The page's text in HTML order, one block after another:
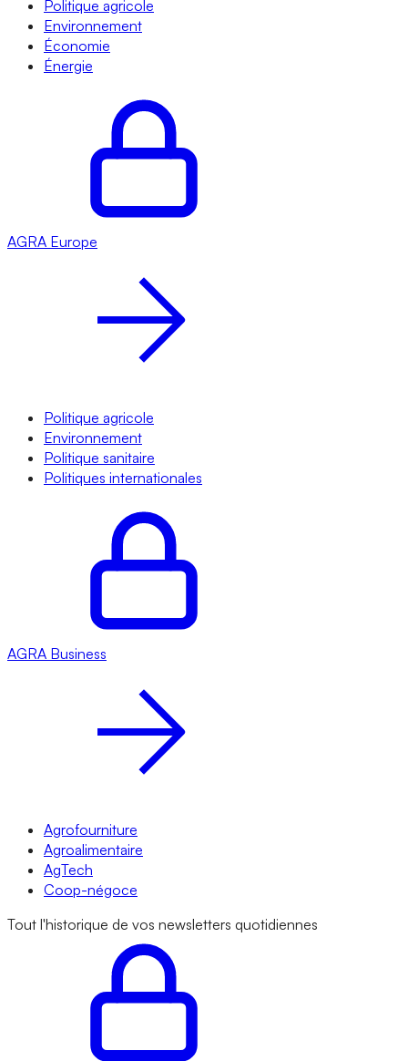
Politique agricole
Environnement
Économie
Énergie
AGRA Europe
Politique agricole
Environnement
Politique sanitaire
Politiques internationales
AGRA Business
Agrofourniture
Agroalimentaire
AgTech
Coop-négoce
Tout l'historique de vos newsletters quotidiennes